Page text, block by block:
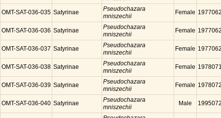
OMT-SAT-036-035 Satyrinae
Pseudochazara
mniszechii
Female
OMT-SAT-036-036 Satyrinae
Pseudochazara
mniszechii
Female
OMT-SAT-036-037 Satyrinae
Pseudochazara
mniszechii
Female
OMT-SAT-036-038 Satyrinae
Pseudochazara
mniszechii
Female
OMT-SAT-036-039 Satyrinae
Pseudochazara
mniszechii
Female
OMT-SAT-036-040 Satyrinae
Pseudochazara
mniszechii
Male